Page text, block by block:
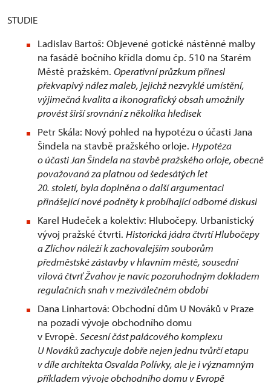
STUDIE
Ladislav Bartoš: Objevené gotické nástěnné malby
na fasádě bočního křídla domu čp. 510 na Starém
Městě pražském. Operativní průzkum přinesl
překvapivý nález maleb, jejichž nezvyklé umístění,
výjimečná kvalita a ikonografický obsah umožnily
provést širší srovnání z několika hledisek
Petr Skála: Nový pohled na hypotézu o účasti Jana
Šindela na stavbě pražského orloje. Hypotéza
o účasti Jan Šindela na stavbě pražského orloje, obecně
považovaná za platnou od šedesátých let
20. století, byla doplněna o další argumentaci
přinášející nové podněty k probíhající odborné diskusi
Karel Hudeček a kolektiv: Hlubočepy. Urbanistický
vývoj pražské čtvrti. Historická jádra čtvrtí Hlubočepy
a Zlíchov náleží k zachovalejším souborům
předměstské zástavby v hlavním městě, sousední
vilová čtvrť Žvahov je navíc pozoruhodným dokladem
regulačních snah v meziválečném období
Dana Linhartová: Obchodní dům U Nováků v Praze
na pozadí vývoje obchodního domu
v Evropě. Secesní část palácového komplexu
U Nováků zachycuje dobře nejen jednu tvůrčí etapu
v díle architekta Osvalda Polívky, ale je i významným
příkladem vývoje obchodního domu v Evropě